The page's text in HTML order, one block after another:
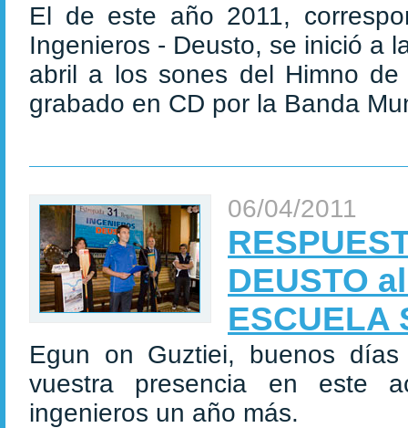
El de este año 2011,
Ingenieros - Deusto, se inició a
abril a los sones del Himno
grabado en CD por la Banda
06/04/2011
DEUSTO
ESCUELA
Egun on Guztiei, buenos
vuestra presencia en este
ingenieros un año más.